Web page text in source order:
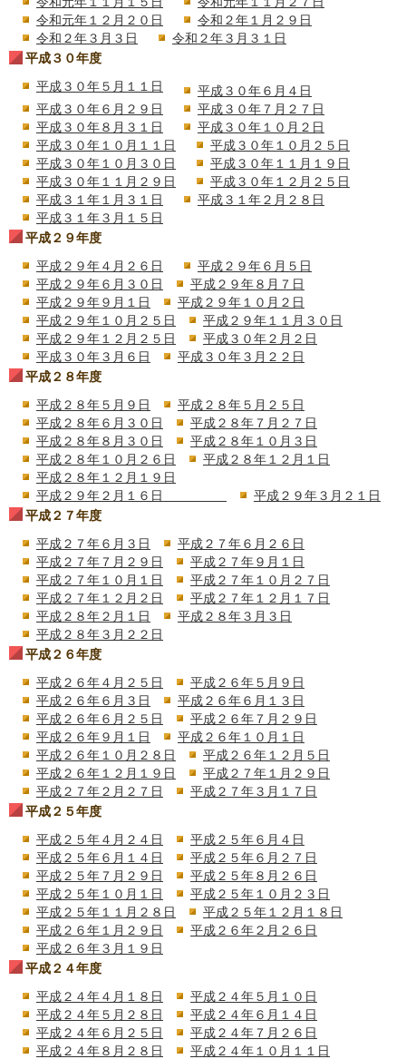
令和元年１２月２０日
令和２年１月２９日
令和２年３月３日
令和２年３月３１日
平成３０年度
平成３０年５月１１日
平成３０年６月４日
平成３０年６月２９日
平成３０年７月２７日
平成３０年８月３１日
平成３０年１０月２日
平成３０年１０月１１日
平成３０年１０月２５日
平成３０年１０月３０日
平成３０年１１月１９日
平成３０年１１月２９日
平成３０年１２月２５日
平成３１年１月３１日
平成３１年２月２８日
平成３１年３月１５日
平成２９年度
平成２９年４月２６日
平成２９年６月５日
平成２９年６月３０日
平成２９年８月７日
平成２９年９月１日
平成２９年１０月２日
平成２９年１０月２５日
平成２９年１１月３０日
平成２９年１２月２５日
平成３０年２月２日
平成３０年３月６日
平成３０年３月２２日
平成２８年度
平成２８年５月９日
平成２８年５月２５日
平成２８年６月３０日
平成２８年７月２７日
平成２８年８月３０日
平成２８年１０月３日
平成２８年１０月２６日
平成２８年１２月１日
平成２８年１２月１９日
平成２９年２月１６日
平成２９年３月２１日
平成２７年度
平成２７年６月３日
平成２７年６月２６日
平成２７年７月２９日
平成２７年９月１日
平成２７年１０月１日
平成２７年１０月２７日
平成２７年１２月２日
平成２７年１２月１７日
平成２８年２月１日
平成２８年３月３日
平成２８年３月２２日
平成２６年度
平成２６年４月２５日
平成２６年５月９日
平成２６年６月３日
平成２６年６月１３日
平成２６年６月２５日
平成２６年７月２９日
平成２６年９月１日
平成２６年１０月１日
平成２６年１０月２８日
平成２６年１２月５日
平成２６年１２月１９日
平成２７年１月２９日
平成２７年２月２７日
平成２７年３月１７日
平成２５年度
平成２５年４月２４日
平成２５年６月４日
平成２５年６月１４日
平成２５年６月２７日
平成２５年７月２９日
平成２５年８月２６日
平成２５年１０月１日
平成２５年１０月２３日
平成２５年１１月２８日
平成２５年１２月１８日
平成２６年１月２９日
平成２６年２月２６日
平成２６年３月１９日
平成２４年度
平成２４年４月１８日
平成２４年５月１０日
平成２４年５月２８日
平成２４年６月１４日
平成２４年６月２５日
平成２４年７月２６日
平成２４年８月２８日
平成２４年１０月１１日